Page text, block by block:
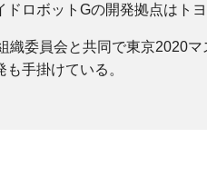
ロボットGの開発拠点はト
織委員会と共同で東京2020マ
手掛けている。